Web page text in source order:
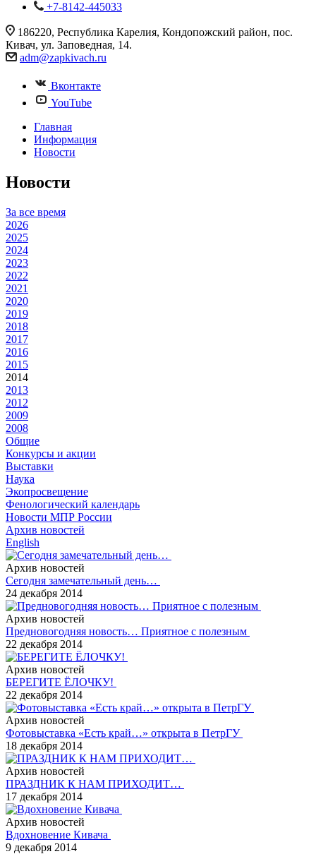
+7-8142-445033
186220, Республика Карелия, Кондопожский район, пос.
Кивач, ул. Заповедная, 14.
adm@zapkivach.ru
Вконтакте
YouTube
Главная
Информация
Новости
Новости
За все время
2026
2025
2024
2023
2022
2021
2020
2019
2018
2017
2016
2015
2014
2013
2012
2009
2008
Общие
Конкурсы и акции
Выставки
Наука
Экопросвещение
Фенологический календарь
Новости МПР России
Архив новостей
English
Архив новостей
Сегодня замечательный день…
24 декабря 2014
Архив новостей
Предновогодняя новость… Приятное с полезным
22 декабря 2014
Архив новостей
БЕРЕГИТЕ ЁЛОЧКУ!
22 декабря 2014
Архив новостей
Фотовыставка «Есть край…» открыта в ПетрГУ
18 декабря 2014
Архив новостей
ПРАЗДНИК К НАМ ПРИХОДИТ…
17 декабря 2014
Архив новостей
Вдохновение Кивача
9 декабря 2014